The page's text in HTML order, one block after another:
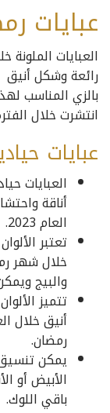
عبايات
العبايات
رائعة وشكل أنيق
بالزي المناسب
انتشرت خلال
عبايات
العبايات
أناقة
العام 2023.
تعتبر
خلال شهر
والبيج
تتميز
أنيق خلال
رمضان.
يمكن تنسيق
الأبيض أو
باقي اللوك.